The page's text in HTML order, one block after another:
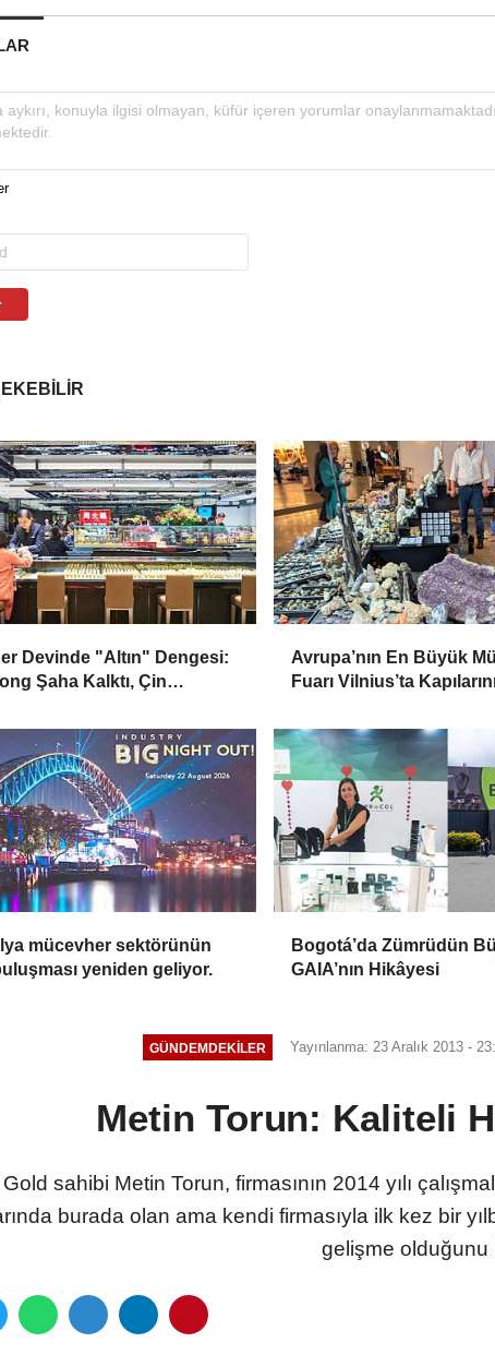
Devinde "Altın" Dengesi:
Şaha Kalktı, Çin
Avrupa’nın En Büyük
Fuarı Vilnius’ta
mücevher sektörünün
yeniden geliyor.
Bogotá’da Zümrüdün
GAIA’nın Hikâyesi
GÜNDEMDEKILER Yayınlanma: 23 Aralık 2013 -
Metin Torun: Kaliteli
sahibi Metin Torun, firmasının 2014 yılı
burada olan ama kendi firmasıyla ilk kez bir
gelişme olduğunu